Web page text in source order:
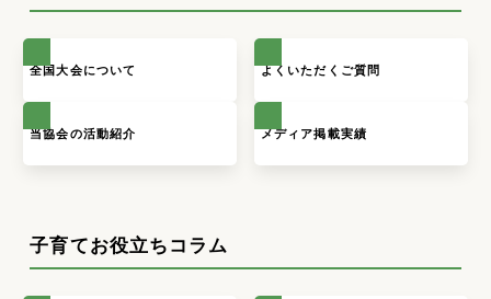
全国大会について よくいただくご質問
当協会の活動紹介 メディア掲載実績
子育てお役立ちコラム